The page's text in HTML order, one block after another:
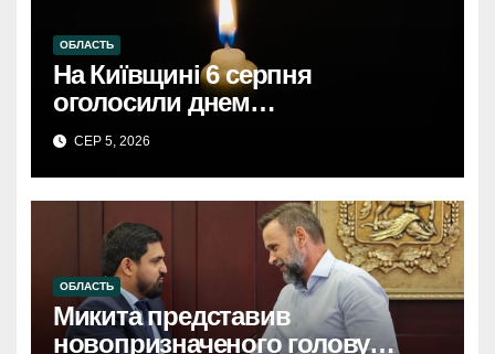
ОБЛАСТЬ
На Київщині 6 серпня
оголосили днем
жалобиКиївщина в жалобі: 6
серпня – день скорботи за
загиблими.
СЕР 5, 2026
ОБЛАСТЬ
Микита представив
новопризначеного голову